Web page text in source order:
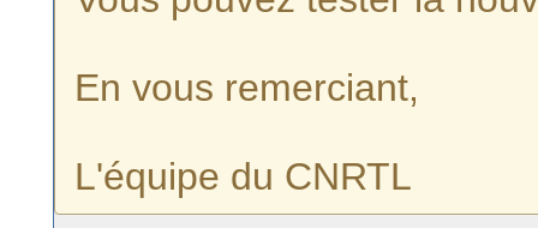
En vous remerciant,
L'équipe du CNRTL